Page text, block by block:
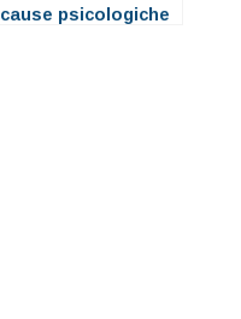
cause psicologiche